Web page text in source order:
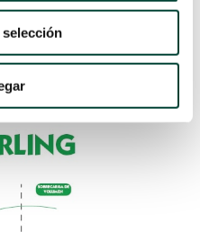
con el volumen
administración de
edema tisular.